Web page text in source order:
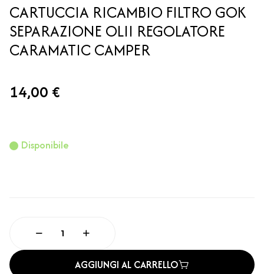
CARTUCCIA RICAMBIO FILTRO GOK
SEPARAZIONE OLII REGOLATORE
CARAMATIC CAMPER
14,00 €
Disponibile
AGGIUNGI AL CARRELLO